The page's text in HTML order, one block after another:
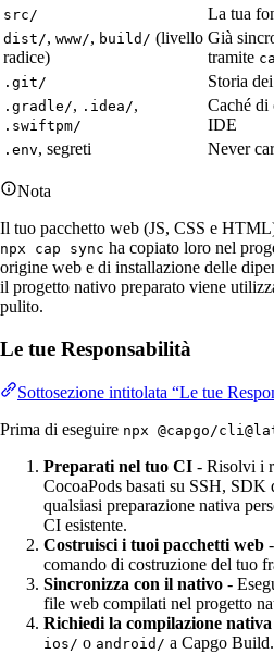
src/ La tua
dist/, www/, build/ (livello
radice)
Già
tramite
.git/
Storia
.gradle/, .idea/,
.swiftpm/
Caché di
IDE
.env, segreti Never
Nota
Il tuo pacchetto web (JS, CSS e
npx cap sync ha copiato loro nel
origine web e di installazione delle
il progetto nativo preparato viene
pulito.
Le tue Responsabilità
Sottosezione intitolata “Le tue
Prima di eseguire npx @capgo/
Preparati nel tuo CI - Risolvi i
CocoaPods basati su SSH, SDK
qualsiasi preparazione nativa
CI esistente.
Costruisci i tuoi pacchetti web
comando di costruzione del tuo
Sincronizza con il nativo -
file web compilati nel progetto
Richiedi la compilazione nativa
ios/ o android/ a Capgo Build.